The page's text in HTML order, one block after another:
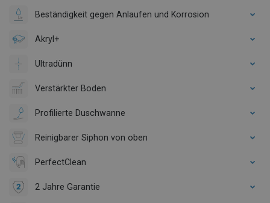
Beständigkeit gegen Anlaufen und Korrosion
Akryl+
Ultradünn
Verstärkter Boden
Profilierte Duschwanne
Reinigbarer Siphon von oben
PerfectClean
2 Jahre Garantie